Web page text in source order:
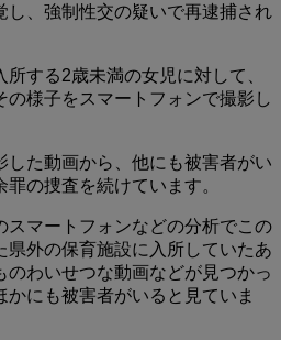
し、強制性交の疑いで再逮捕され
する2歳未満の女児に対して、
様子をスマートフォンで撮影し
した動画から、他にも被害者がい
の捜査を続けています。
スマートフォンなどの分析でこの
県外の保育施設に入所していたあ
わいせつな動画などが見つかっ
にも被害者がいると見ていま